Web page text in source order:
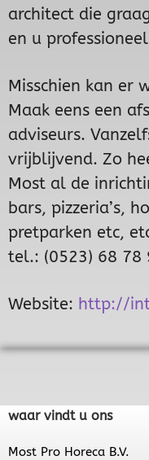
architect die
en u
Misschien kan er
Maak eens een
adviseurs.
vrijblijvend. Zo
Most al de
bars, pizzeria’s,
pretparken etc,
tel.: (0523) 68 78
Website: http://
waar vindt u ons
Most Pro Horeca B.V.